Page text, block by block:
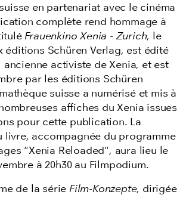
en partenariat avec le cinéma
complète rend hommage à
Frauenkino Xenia - Zurich, le
éditions Schüren Verlag, est édité
ancienne activiste de Xenia, et est
par les éditions Schüren
suisse a numérisé et mis à
affiches du Xenia issues
pour cette publication. La
livre, accompagnée du programme
"Xenia Reloaded", aura lieu le
à 20h30 au Filmpodium.
de la série Film-Konzepte, dirigée